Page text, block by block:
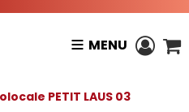
MENU
PETIT LAUS 03